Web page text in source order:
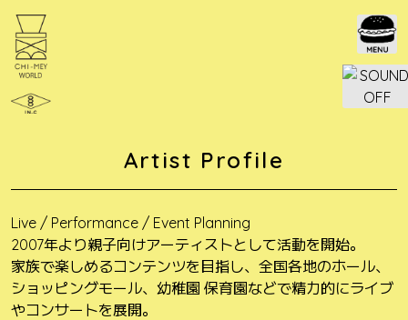
Skip
content
Artist Profile
Live / Performance / Event Planning
2007年より親子向けアーティストとして活動を開始。
家族で楽しめるコンテンツを目指し、全国各地のホール、
ショッピングモール、幼稚園 保育園などで精力的にライブ
やコンサートを展開。